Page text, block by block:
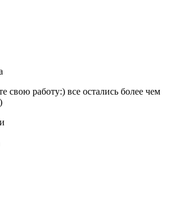
свою работу:) все остались более чем